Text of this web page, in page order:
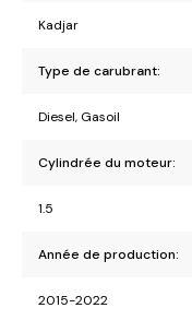
Kadjar
Type de carubrant:
Diesel, Gasoil
Cylindrée du moteur:
1.5
Année de production:
2015-2022